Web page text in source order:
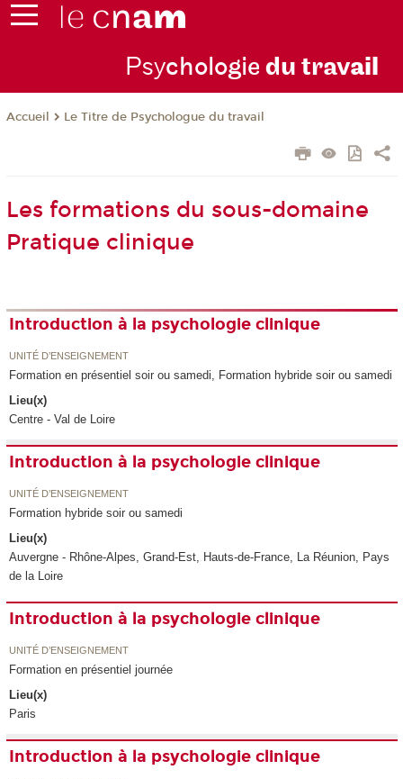
Psychologie du travail
Accueil Le Titre de Psychologue du travail
Les formations du sous-domaine
Pratique clinique
Introduction à la psychologie clinique
UNITÉ D’ENSEIGNEMENT
Formation en présentiel soir ou samedi, Formation hybride soir ou samedi
Lieu(x)
Centre - Val de Loire
Introduction à la psychologie clinique
UNITÉ D’ENSEIGNEMENT
Formation hybride soir ou samedi
Lieu(x)
Auvergne - Rhône-Alpes, Grand-Est, Hauts-de-France, La Réunion, Pays
de la Loire
Introduction à la psychologie clinique
UNITÉ D’ENSEIGNEMENT
Formation en présentiel journée
Lieu(x)
Paris
Introduction à la psychologie clinique